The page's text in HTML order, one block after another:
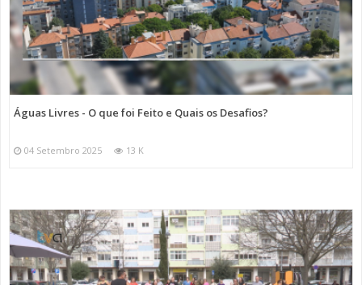
Águas Livres - O que foi Feito e Quais os Desafios?
04 Setembro 2025 13 K